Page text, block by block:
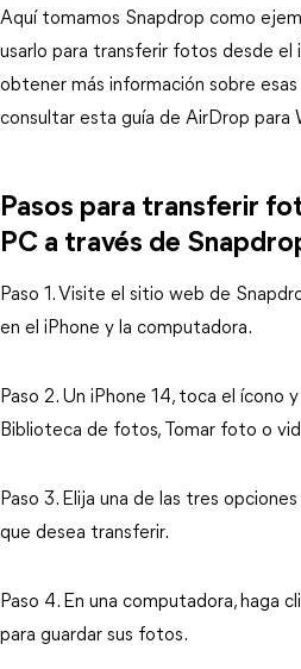
Aquí tomamos Snapdrop como
usarlo para transferir fotos desde el
obtener más información sobre esas
consultar esta guía de AirDrop para
Pasos para transferir
PC a través de
Paso 1. Visite el sitio web de
en el iPhone y la computadora.
Paso 2. Un iPhone 14, toca el ícono
Biblioteca de fotos, Tomar foto o
Paso 3. Elija una de las tres
que desea transferir.
Paso 4. En una computadora, haga
para guardar sus fotos.